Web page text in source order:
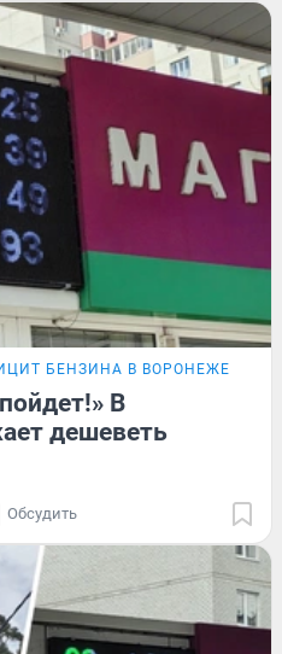
БЕНЗИНА В ВОРОНЕЖЕ
В
дешеветь
Обсудить